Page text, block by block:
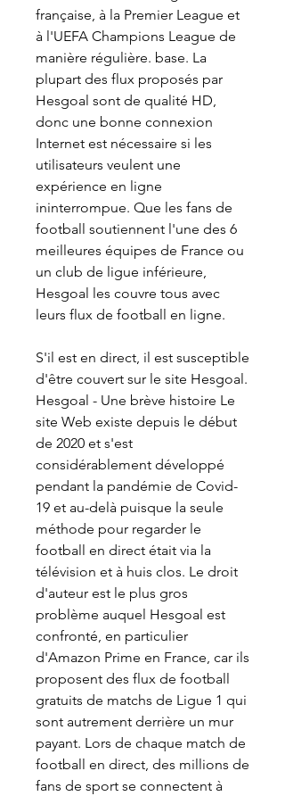
française, à la Premier League et
à l'UEFA Champions League de
manière régulière. base. La
plupart des flux proposés par
Hesgoal sont de qualité HD,
donc une bonne connexion
Internet est nécessaire si les
utilisateurs veulent une
expérience en ligne
ininterrompue. Que les fans de
football soutiennent l'une des 6
meilleures équipes de France ou
un club de ligue inférieure,
Hesgoal les couvre tous avec
leurs flux de football en ligne.
S'il est en direct, il est susceptible
d'être couvert sur le site Hesgoal.
Hesgoal - Une brève histoire Le
site Web existe depuis le début
de 2020 et s'est
considérablement développé
pendant la pandémie de Covid-
19 et au-delà puisque la seule
méthode pour regarder le
football en direct était via la
télévision et à huis clos. Le droit
d'auteur est le plus gros
problème auquel Hesgoal est
confronté, en particulier
d'Amazon Prime en France, car ils
proposent des flux de football
gratuits de matchs de Ligue 1 qui
sont autrement derrière un mur
payant. Lors de chaque match de
football en direct, des millions de
fans de sport se connectent à